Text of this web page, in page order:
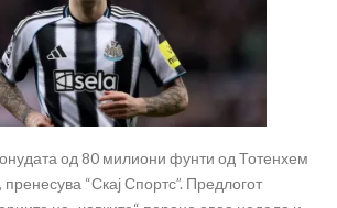
од 80 милиони фунти од Тотенхем
“Скај Спортс”. Предлогот